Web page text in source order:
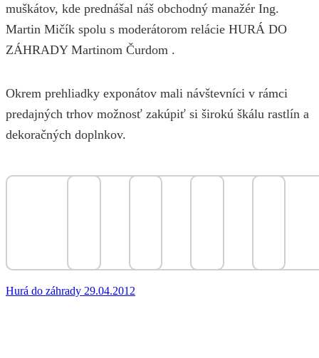
muškátov, kde prednášal náš obchodný manažér Ing.
Martin Mičík spolu s moderátorom relácie HURÁ DO
ZÁHRADY Martinom Čurdom .
Okrem prehliadky exponátov mali návštevníci v rámci
predajných trhov možnosť zakúpiť si širokú škálu rastlín a
dekoračných doplnkov.
Hurá do záhrady 29.04.2012